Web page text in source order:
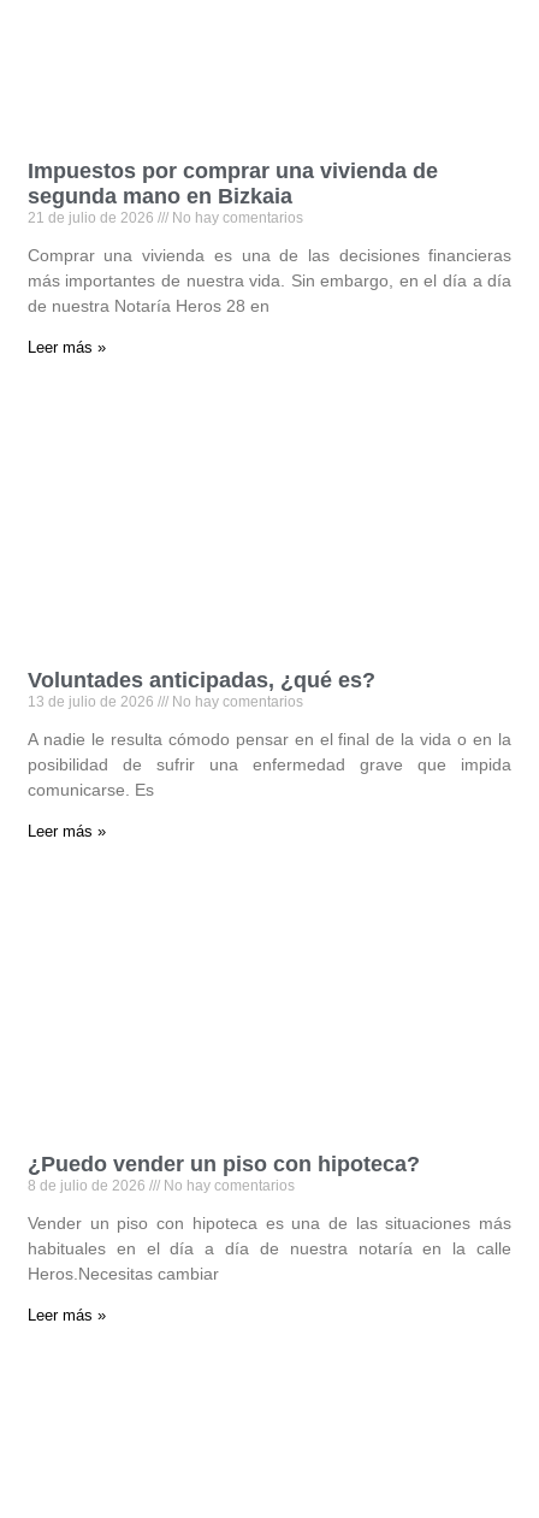
Impuestos por comprar una vivienda de
segunda mano en Bizkaia
21 de julio de 2026 No hay comentarios
Comprar una vivienda es una de las decisiones financieras
más importantes de nuestra vida. Sin embargo, en el día a día
de nuestra Notaría Heros 28 en
Leer más »
Voluntades anticipadas, ¿qué es?
13 de julio de 2026 No hay comentarios
A nadie le resulta cómodo pensar en el final de la vida o en la
posibilidad de sufrir una enfermedad grave que impida
comunicarse. Es
Leer más »
¿Puedo vender un piso con hipoteca?
8 de julio de 2026 No hay comentarios
Vender un piso con hipoteca es una de las situaciones más
habituales en el día a día de nuestra notaría en la calle
Heros.Necesitas cambiar
Leer más »